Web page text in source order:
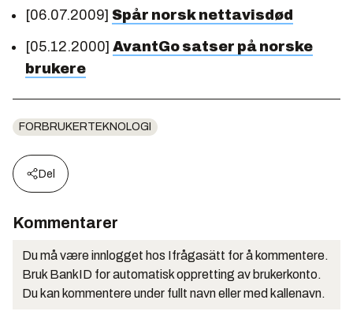
[06.07.2009] Spår norsk nettavisdød
[05.12.2000] AvantGo satser på norske
brukere
FORBRUKERTEKNOLOGI
Del
Kommentarer
Du må være innlogget hos Ifrågasätt for å kommentere.
Bruk BankID for automatisk oppretting av brukerkonto.
Du kan kommentere under fullt navn eller med kallenavn.